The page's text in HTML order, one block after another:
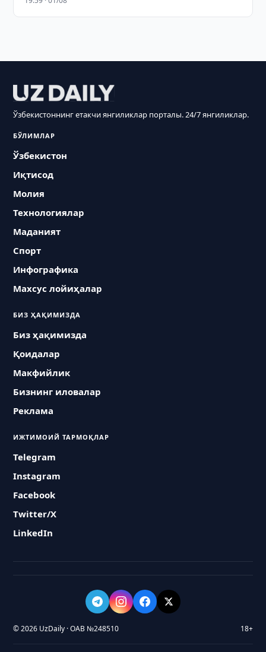
Ўзбекистоннинг етакчи янгиликлар порталы. 24/7 янгиликлар.
БЎЛИМЛАР
Ўзбекистон
Иқтисод
Молия
Технологиялар
Маданият
Спорт
Инфографика
Махсус лойиҳалар
БИЗ ҲАҚИМИЗДА
Биз ҳақимизда
Қоидалар
Макфийлик
Бизнинг иловалар
Реклама
ИЖТИМОИЙ ТАРМОҚЛАР
Telegram
Instagram
Facebook
Twitter/X
LinkedIn
© 2026 UzDaily · ОАВ №248510 18+